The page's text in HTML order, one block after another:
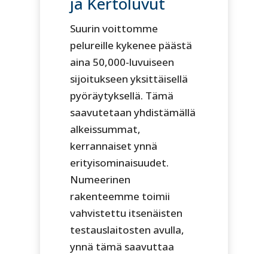
Suurin voittomme
pelureille kykenee päästä
aina 50,000-luvuiseen
sijoitukseen yksittäisellä
pyöräytyksellä. Tämä
saavutetaan yhdistämällä
alkeissummat,
kerrannaiset ynnä
erityisominaisuudet.
Numeerinen
rakenteemme toimii
vahvistettu itsenäisten
testauslaitosten avulla,
ynnä tämä saavuttaa